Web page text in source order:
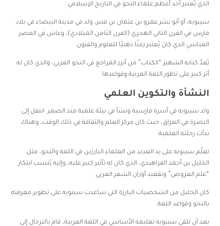
الذي يُعتبر أحد أعظم علماء النحو في التاريخ الإسلامي.
سيبويه، أو أبو بشر عمرو بن عثمان بن قنبر، ولد في مدينة البيضاء في بلاد
فارس في القرن الثاني الهجري (القرن الثامن الميلادي)، وعاش في العصر
العباسي الذي كان يُعتبر زمنًا ذهبيًا للعلوم والفنون.
يُعدّ كتابه الشهير “الكتاب” من أبرز المراجع في النحو العربي، والذي كان له
أثر كبير على تطور اللغة العربية وقواعدها.
النشأة والتكوين العلمي
ولد سيبويه في أسرة فارسية ونشأ في بيئة علمية منذ الصغر. انتقل إلى
البصرة في العراق، حيث كان مركز العلم والثقافة في ذلك الوقت، وهناك
بدأت رحلته العلمية.
تعلّم سيبويه على يد العديد من العلماء البارزين في اللغة والنحو، مثل
الخليل بن أحمد الفراهيدي، الذي كان له تأثير كبير عليه، وإليه يُنسب ابتكار
“علم العروض” وتقعيد أوزان الشعر العربي.
كان الخليل من الشخصيات البارزة التي ساعدت سيبويه على تطوير معرفته
بالنحو وقواعد اللغة.
بعد أن تلقى سيبويه تعليمه الأساسي في اللغة العربية، قام بالترحال إلى